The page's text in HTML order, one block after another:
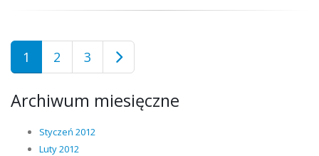
1 2 3
Archiwum miesięczne
Styczeń 2012
Luty 2012